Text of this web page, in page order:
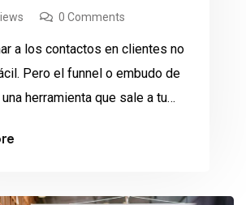
0 Comments
a los contactos en clientes no
Pero el funnel o embudo de
herramienta que sale a tu
te explica cómo. Desde hace
colección para fanáticos de